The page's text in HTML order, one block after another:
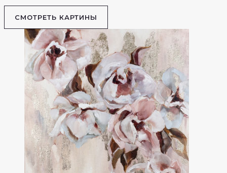
СМОТРЕТЬ КАРТИНЫ